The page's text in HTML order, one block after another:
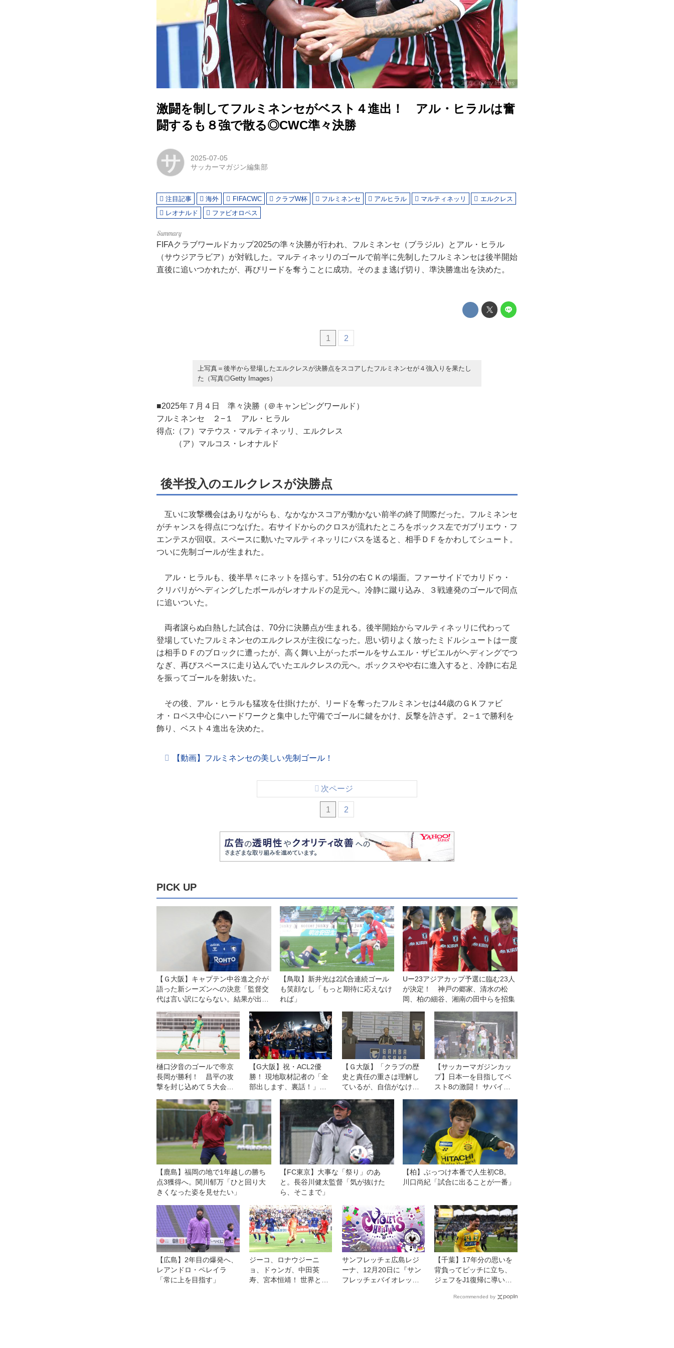
写真◎Getty Images
激闘を制してフルミネンセがベスト４進出！ アル・ヒラルは奮
闘するも８強で散る◎CWC準々決勝
サ
2025-07-05
サッカーマガジン編集部
注目記事 海外 FIFACWC クラブW杯 フルミネンセ アルヒラル マルティネッリ
エルクレス
レオナルド
ファビオロペス
FIFAクラブワールドカップ2025の準々決勝が行われ、フルミネンセ（ブラジル）とアル・ヒラル
（サウジアラビア）が対戦した。マルティネッリのゴールで前半に先制したフルミネンセは後半開始
直後に追いつかれたが、再びリードを奪うことに成功。そのまま逃げ切り、準決勝進出を決めた。
1 2
上写真＝後半から登場したエルクレスが決勝点をスコアしたフルミネンセが４強入りを果たし
た（写真◎Getty Images）
■2025年７月４日 準々決勝（＠キャンピングワールド）
フルミネンセ ２−１ アル・ヒラル
得点:（フ）マテウス・マルティネッリ、エルクレス
（ア）マルコス・レオナルド
後半投入のエルクレスが決勝点
互いに攻撃機会はありながらも、なかなかスコアが動かない前半の終了間際だった。フルミネンセ
がチャンスを得点につなげた。右サイドからのクロスが流れたところをボックス左でガブリエウ・フ
エンテスが回収。スペースに動いたマルティネッリにパスを送ると、相手ＤＦをかわしてシュート。
ついに先制ゴールが生まれた。
アル・ヒラルも、後半早々にネットを揺らす。51分の右ＣＫの場面。ファーサイドでカリドゥ・
クリバリがヘディングしたボールがレオナルドの足元へ。冷静に蹴り込み、３戦連発のゴールで同点
に追いついた。
両者譲らぬ白熱した試合は、70分に決勝点が生まれる。後半開始からマルティネッリに代わって
登場していたフルミネンセのエルクレスが主役になった。思い切りよく放ったミドルシュートは一度
は相手ＤＦのブロックに遭ったが、高く舞い上がったボールをサムエル・ザビエルがヘディングでつ
なぎ、再びスペースに走り込んでいたエルクレスの元へ。ボックスやや右に進入すると、冷静に右足
を振ってゴールを射抜いた。
その後、アル・ヒラルも猛攻を仕掛けたが、リードを奪ったフルミネンセは44歳のＧＫファビ
オ・ロペス中心にハードワークと集中した守備でゴールに鍵をかけ、反撃を許さず。２−１で勝利を
飾り、ベスト４進出を決めた。
【動画】フルミネンセの美しい先制ゴール！
1 2
次ページ
PICK UP
【Ｇ大阪】キャプテン中谷進之介が
語った新シーズンへの決意「監督交
代は言い訳にならない。結果が出せ
回ってくる」
【鳥取】新井光は2試合連続ゴール
も笑顔なし「もっと期待に応えなけ
れば」
Uー23アジアカップ予選に臨む23人
が決定！ 神戸の郷家、清水の松
岡、柏の細谷、湘南の田中らを招集
樋口汐音のゴールで帝京
長岡が勝利！ 昌平の攻
撃を封じ込めて５大会ぶ
戦】
【G大阪】祝・ACL2優
勝！ 現地取材記者の「全
部出します、裏話！」。
が、CBコンビが…
【Ｇ大阪】「クラブの歴
史と責任の重さは理解し
ているが、自信がなけれ
い」。クラブのレジェン
ド、明神智和・新監督が
目指すのはどんなチーム
なのか？
【サッカーマガジンカッ
プ】日本一を目指してベ
スト8の激闘！ サバイバ
11日午後の準決勝へ
【鹿島】福岡の地で1年越しの勝ち
点3獲得へ。関川郁万「ひと回り大
きくなった姿を見せたい」
【FC東京】大事な「祭り」のあ
と。長谷川健太監督「気が抜けた
ら、そこまで」
【柏】ぶっつけ本番で人生初CB。
川口尚紀「試合に出ることが一番」
【広島】2年目の爆発へ、
レアンドロ・ペレイラ
「常に上を目指す」
ジーコ、ロナウジーニ
ョ、ドゥンガ、中田英
寿、宮本恒靖！ 世界と日
サンフレッチェ広島レジ
ーナ、12月20日に『サン
フレッチェバイオレット
【千葉】17年分の思いを
背負ってピッチに立ち、
ジェフをJ1復帰に導いた
たけど、色んな思いが込
Recommended by